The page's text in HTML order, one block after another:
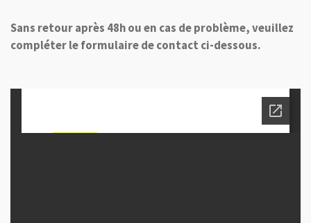
Sans retour après 48h ou en cas de problème, veuillez
compléter le formulaire de contact ci-dessous.